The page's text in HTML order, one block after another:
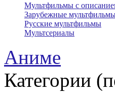
Мультфильмы с
Зарубежные
Русские мультфильмы
Мультсериалы
Аниме
Категории